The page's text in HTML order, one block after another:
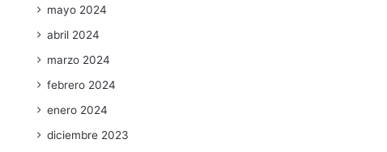
mayo 2024
abril 2024
marzo 2024
febrero 2024
enero 2024
diciembre 2023